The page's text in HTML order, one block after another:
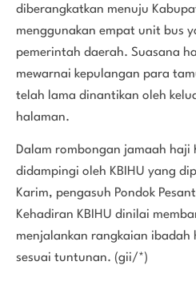
diberangkatkan menuju
menggunakan empat unit bus
pemerintah daerah. Suasana
mewarnai kepulangan para
telah lama dinantikan oleh
halaman.
Dalam rombongan jamaah haji
didampingi oleh KBIHU yang
Karim, pengasuh Pondok
Kehadiran KBIHU dinilai
menjalankan rangkaian ibadah
sesuai tuntunan. (gii/*)